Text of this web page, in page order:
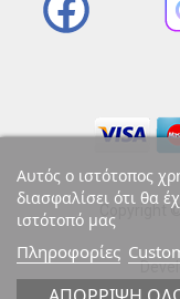
Copyright
Αυτός ο ιστότοπος
διασφαλίσει ότι θα
ιστότοπό μας
Πληροφορίες